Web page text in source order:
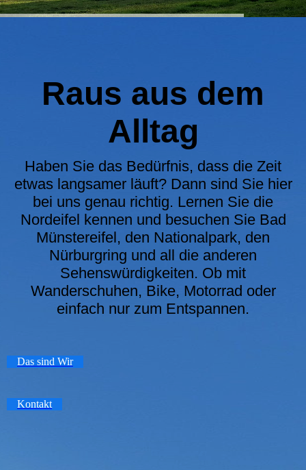
Raus aus dem
Alltag
Haben Sie das Bedürfnis, dass die Zeit
etwas langsamer läuft? Dann sind Sie hier
bei uns genau richtig. Lernen Sie die
Nordeifel kennen und besuchen Sie Bad
Münstereifel, den Nationalpark, den
Nürburgring und all die anderen
Sehenswürdigkeiten. Ob mit
Wanderschuhen, Bike, Motorrad oder
einfach nur zum Entspannen.
Das sind Wir
Kontakt